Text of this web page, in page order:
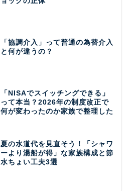
「協調介入」って普通の為替介入
と何が違うの？
「NISAでスイッチングできる」
って本当？2026年の制度改正で
何が変わったのか家族で整理した
夏の水道代を見直そう！「シャワ
ーより湯船が得」な家族構成と節
水ちょい工夫3選